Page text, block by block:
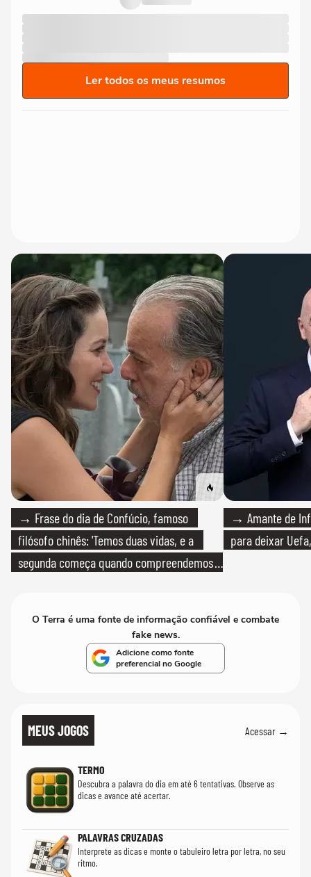
Ler todos os meus resumos
→ Frase do dia de Confúcio, famoso
filósofo chinês: 'Temos duas vidas, e a
segunda começa quando compreendemos
→ Amante de
para deixar
O Terra é uma fonte de informação confiável e combate
fake news.
Adicione como fonte
preferencial no Google
MEUS JOGOS Acessar →
TERMO
Descubra a palavra do dia em até 6 tentativas. Observe as
dicas e avance até acertar.
PALAVRAS CRUZADAS
Interprete as dicas e monte o tabuleiro letra por letra, no seu
ritmo.